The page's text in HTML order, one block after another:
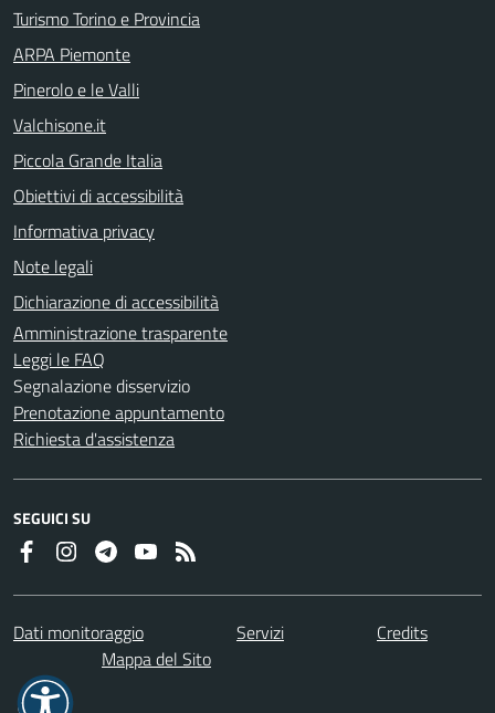
Turismo Torino e Provincia
ARPA Piemonte
Pinerolo e le Valli
Valchisone.it
Piccola Grande Italia
Obiettivi di accessibilità
Informativa privacy
Note legali
Dichiarazione di accessibilità
Amministrazione trasparente
Leggi le FAQ
Segnalazione disservizio
Prenotazione appuntamento
Richiesta d'assistenza
SEGUICI SU
Dati monitoraggio Servizi
Credits
Mappa del Sito